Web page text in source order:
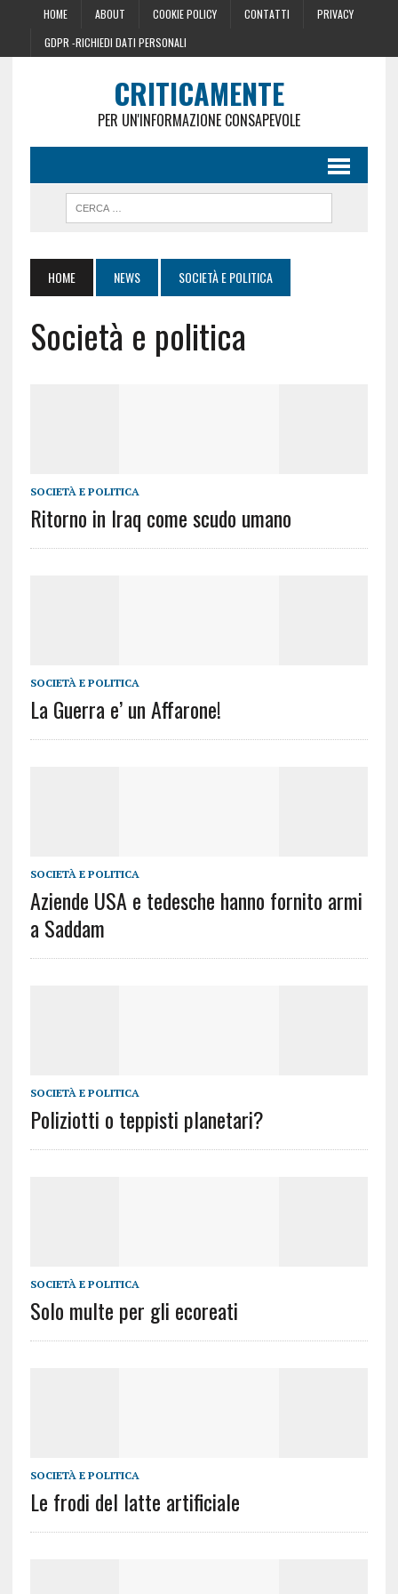
HOME ABOUT COOKIE POLICY CONTATTI
PRIVACY
GDPR -RICHIEDI DATI PERSONALI
CRITICAMENTE
PER UN'INFORMAZIONE CONSAPEVOLE
HOME NEWS SOCIETÀ E POLITICA
Società e politica
SOCIETÀ E POLITICA
Ritorno in Iraq come scudo umano
SOCIETÀ E POLITICA
La Guerra e’ un Affarone!
SOCIETÀ E POLITICA
Aziende USA e tedesche hanno fornito armi
a Saddam
SOCIETÀ E POLITICA
Poliziotti o teppisti planetari?
SOCIETÀ E POLITICA
Solo multe per gli ecoreati
SOCIETÀ E POLITICA
Le frodi del latte artificiale